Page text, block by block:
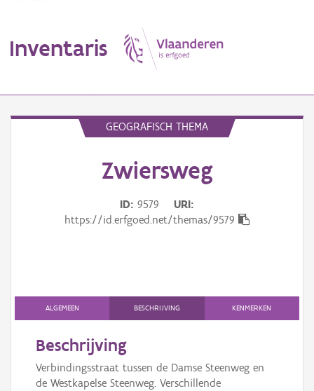
Inventaris
Persoon of collectief
Downloads
Hergebruik
GEOGRAFISCH THEMA
Zwiersweg
ID 9579
URI
https://id.erfgoed.net/themas/9579
ALGEMEEN BESCHRIJVING KENMERKEN
Beschrijving
Verbindingsstraat tussen de Damse Steenweg en
de Westkapelse Steenweg. Verschillende